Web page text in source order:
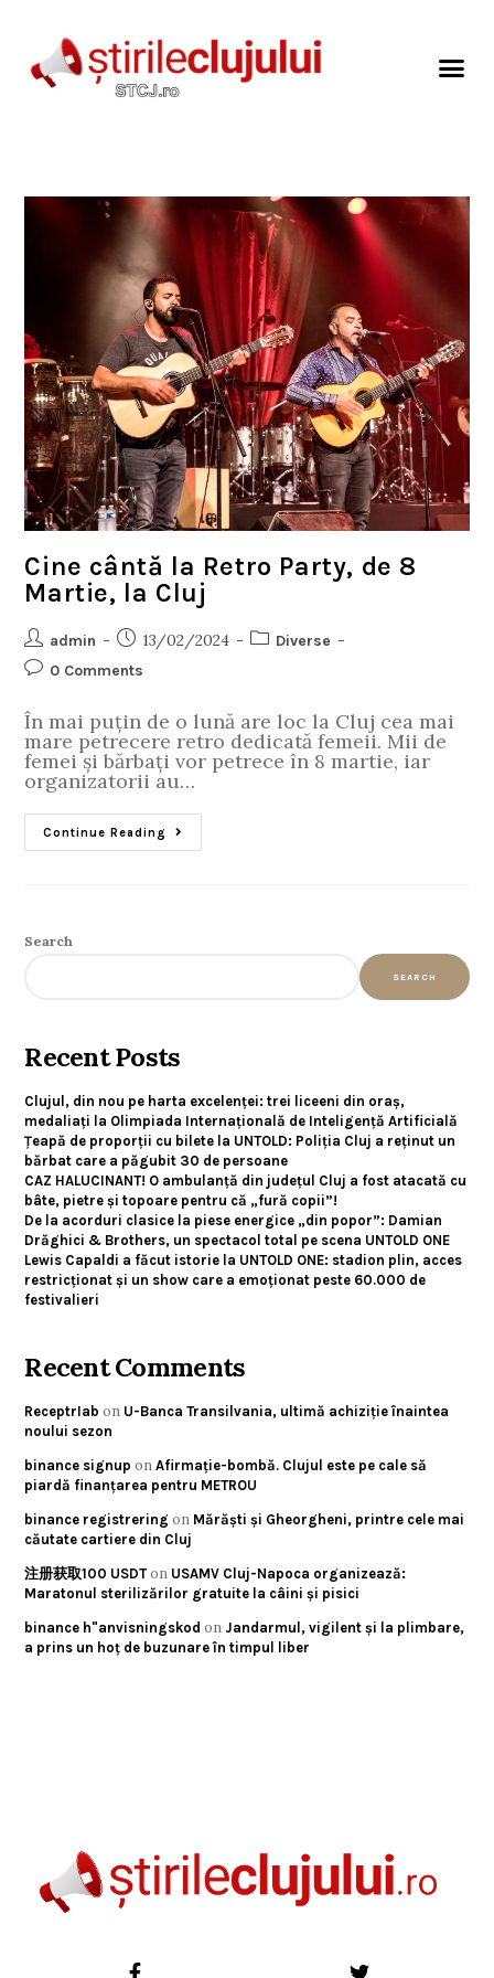
Cine cântă la Retro Party, de 8
Martie, la Cluj
admin 13/02/2024
Diverse
0 Comments
În mai puțin de o lună are loc la Cluj cea mai
mare petrecere retro dedicată femeii. Mii de
femei și bărbați vor petrece în 8 martie, iar
organizatorii au…
Continue Reading
Search
SEARCH
Recent Posts
Clujul, din nou pe harta excelenței: trei liceeni din oraș,
medaliați la Olimpiada Internațională de Inteligență Artificială
Țeapă de proporții cu bilete la UNTOLD: Poliția Cluj a reținut un
bărbat care a păgubit 30 de persoane
CAZ HALUCINANT! O ambulanță din județul Cluj a fost atacată cu
bâte, pietre și topoare pentru că „fură copii”!
De la acorduri clasice la piese energice „din popor”: Damian
Drăghici & Brothers, un spectacol total pe scena UNTOLD ONE
Lewis Capaldi a făcut istorie la UNTOLD ONE: stadion plin, acces
restricționat și un show care a emoționat peste 60.000 de
festivalieri
Recent Comments
ReceptrIab on U-Banca Transilvania, ultimă achiziție înaintea
noului sezon
binance signup onAfirmație-bombă. Clujul este pe cale să
piardă finanțarea pentru METROU
binance registrering on Mărăști și Gheorgheni, printre cele mai
căutate cartiere din Cluj
注册获取100 USDTon USAMV Cluj-Napoca organizează:
Maratonul sterilizărilor gratuite la câini și pisici
binance h"anvisningskod on Jandarmul, vigilent și la plimbare,
a prins un hoț de buzunare în timpul liber